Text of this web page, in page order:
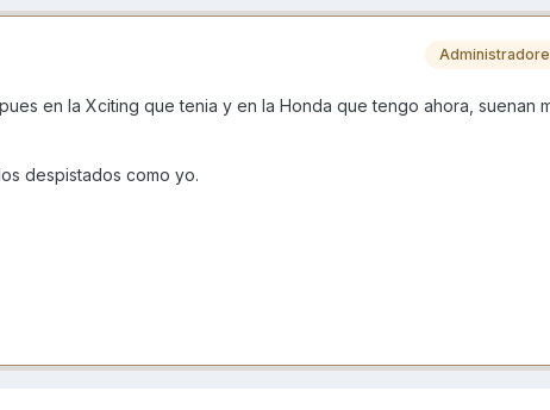
en la Xciting que tenia y en la Honda que tengo ahora, suenan
despistados como yo.